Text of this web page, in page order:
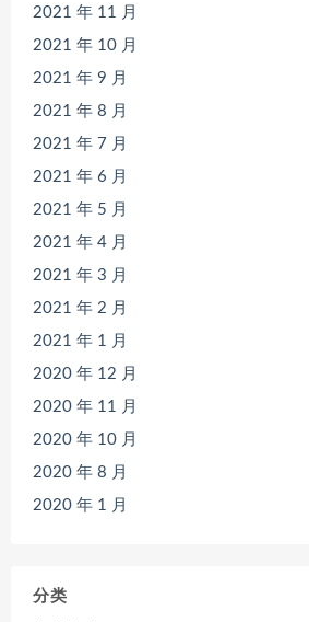
2021 年 11 月
2021 年 10 月
2021 年 9 月
2021 年 8 月
2021 年 7 月
2021 年 6 月
2021 年 5 月
2021 年 4 月
2021 年 3 月
2021 年 2 月
2021 年 1 月
2020 年 12 月
2020 年 11 月
2020 年 10 月
2020 年 8 月
2020 年 1 月
分类